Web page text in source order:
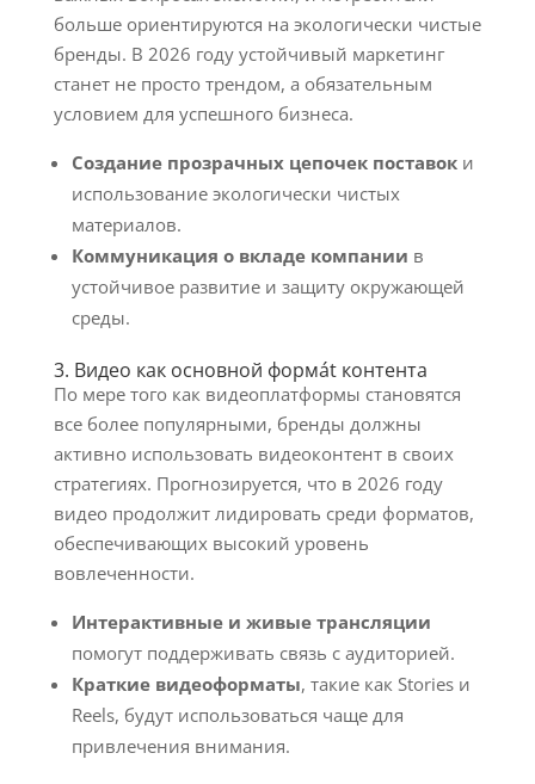
больше ориентируются на экологически чистые
бренды. В 2026 году устойчивый маркетинг
станет не просто трендом, а обязательным
условием для успешного бизнеса.
Создание прозрачных цепочек поставоки
использование экологически чистых
материалов.
Коммуникация о вкладе компании в
устойчивое развитие и защиту окружающей
среды.
3. Видео как основной формát контента
По мере того как видеоплатформы становятся
все более популярными, бренды должны
активно использовать видеоконтент в своих
стратегиях. Прогнозируется, что в 2026 году
видео продолжит лидировать среди форматов,
обеспечивающих высокий уровень
вовлеченности.
Интерактивные и живые трансляции
помогут поддерживать связь с аудиторией.
Краткие видеоформаты, такие как Stories и
Reels, будут использоваться чаще для
привлечения внимания.